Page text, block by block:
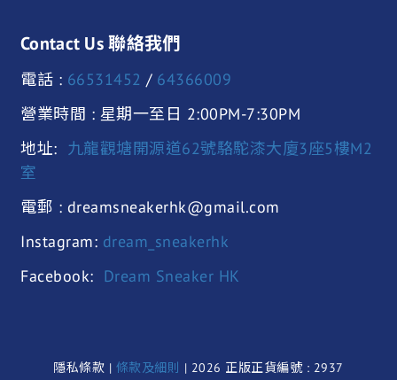
Contact Us 聯絡我們
電話 : 66531452 / 64366009
營業時間 : 星期一至日 2:00PM-7:30PM
地址:
九龍觀塘開源道62號駱駝漆大廈3座5樓M2
室
電郵 : dreamsneakerhk@gmail.com
Instagram: dream_sneakerhk
Facebook: Dream Sneaker HK
隱私條款 | 條款及細則 | 2026 正版正貨編號 : 2937